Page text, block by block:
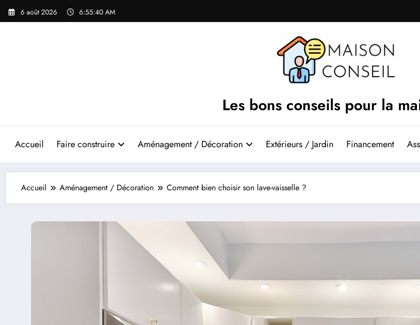
Aller
6 août 2026 6:55:41 AM
Les bons conseils pour la
Accueil Faire construire Aménagement / Décoration Extérieurs / Jardin Financement
Accueil Aménagement / Décoration Comment bien choisir son lave-vaisselle ?